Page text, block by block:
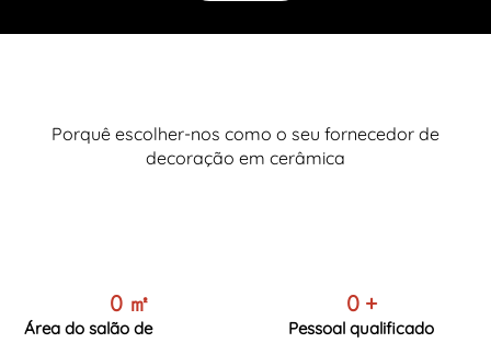
Porquê escolher-nos como o seu fornecedor de
decoração em cerâmica
0㎡
Área do salão de
0+
Pessoal qualificado